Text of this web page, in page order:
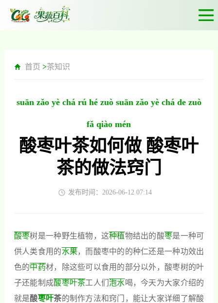
首页 >茶知识
suān zǎo yè chá rú hé zuò suān zǎo yè chá de zuò
fǎ qiào mén
酸枣叶茶如何做 酸枣叶
茶的做法窍门
发布时间：2026-06-12 07:14
酸枣树是一种野生植物，这种植物结出的酸枣是一种可
供人类食用的水果 ，而酸枣中的的种仁还是一种功效出
色的中药材，除这些可以食用的部分以外，酸枣树的叶
子还能制成酸枣叶茶工人们泡水 喝，今天为大家介绍的
就是酸枣叶茶的制作方法和窍门，能让大家详细了解酸